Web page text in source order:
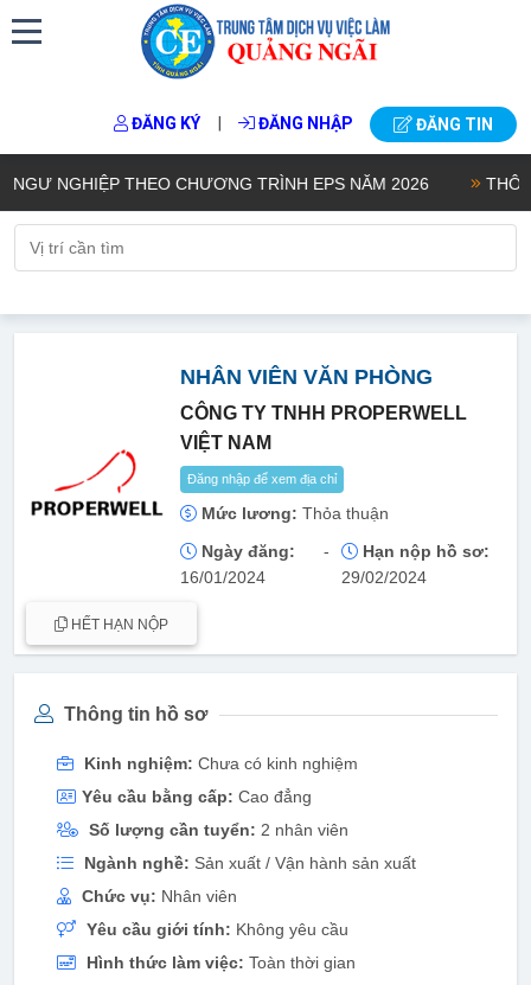
ĐĂNG KÝ | ĐĂNG NHẬP ĐĂNG TIN
NGHIỆP THEO CHƯƠNG TRÌNH EPS NĂM 2026
NHÂN VIÊN VĂN PHÒNG
CÔNG TY TNHH PROPERWELL
VIỆT NAM
Đăng nhập để xem địa chỉ
Mức lương: Thỏa thuận
Ngày đăng:
16/01/2024
-
Hạn nộp hồ sơ:
29/02/2024
HẾT HẠN NỘP
Thông tin hồ sơ
Kinh nghiệm: Chưa có kinh nghiệm
Yêu cầu bằng cấp: Cao đẳng
Số lượng cần tuyển: 2 nhân viên
Ngành nghề: Sản xuất / Vận hành sản xuất
Chức vụ: Nhân viên
Yêu cầu giới tính: Không yêu cầu
Hình thức làm việc: Toàn thời gian